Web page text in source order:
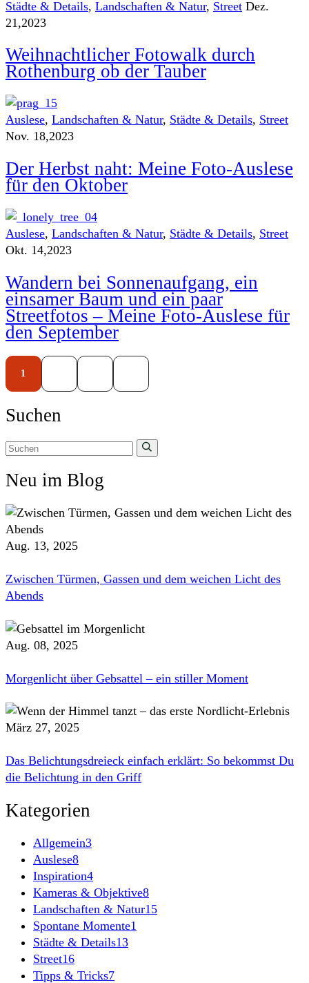
Städte & Details, Landschaften & Natur, Street Dez.
21,2023
Weihnachtlicher Fotowalk durch
Rothenburg ob der Tauber
Auslese, Landschaften & Natur, Städte & Details, Street
Nov. 18,2023
Der Herbst naht: Meine Foto-Auslese
für den Oktober
Auslese, Landschaften & Natur, Städte & Details, Street
Okt. 14,2023
Wandern bei Sonnenaufgang, ein
einsamer Baum und ein paar
Streetfotos – Meine Foto-Auslese für
den September
1
Suchen
Neu im Blog
Aug. 13, 2025
Zwischen Türmen, Gassen und dem weichen Licht des
Abends
Aug. 08, 2025
Morgenlicht über Gebsattel – ein stiller Moment
März 27, 2025
Das Belichtungsdreieck einfach erklärt: So bekommst Du
die Belichtung in den Griff
Kategorien
Allgemein3
Auslese8
Inspiration4
Kameras & Objektive8
Landschaften & Natur15
Spontane Momente1
Städte & Details13
Street16
Tipps & Tricks7